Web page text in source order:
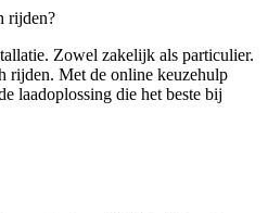
rijden?
Zowel zakelijk als particulier.
rijden. Met de online keuzehulp
laadoplossing die het beste bij